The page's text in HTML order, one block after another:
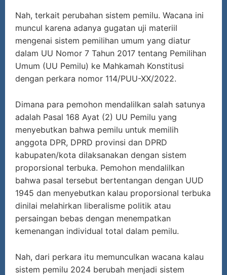
Nah, terkait perubahan sistem pemilu. Wacana ini
muncul karena adanya gugatan uji materiil
mengenai sistem pemilihan umum yang diatur
dalam UU Nomor 7 Tahun 2017 tentang Pemilihan
Umum (UU Pemilu) ke Mahkamah Konstitusi
dengan perkara nomor 114/PUU-XX/2022.
Dimana para pemohon mendalilkan salah satunya
adalah Pasal 168 Ayat (2) UU Pemilu yang
menyebutkan bahwa pemilu untuk memilih
anggota DPR, DPRD provinsi dan DPRD
kabupaten/kota dilaksanakan dengan sistem
proporsional terbuka. Pemohon mendalilkan
bahwa pasal tersebut bertentangan dengan UUD
1945 dan menyebutkan kalau proporsional terbuka
dinilai melahirkan liberalisme politik atau
persaingan bebas dengan menempatkan
kemenangan individual total dalam pemilu.
Nah, dari perkara itu memunculkan wacana kalau
sistem pemilu 2024 berubah menjadi sistem